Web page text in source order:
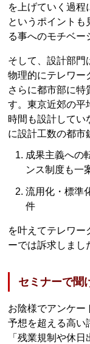
を上げていく過程
というポイントも
る事へのモチベー
そして、設計部門
物理的にテレワー
さらに都市部に特
す。東京近郊の平
時間も設計してい
に設計工数の都市
成果主義への
ンス制度も一
流用化・標準
件
を叶えてテレワー
ーでは訴求しまし
セミナーで聞
お陰様でアンケー
予想を超える高い
「残業規制や休